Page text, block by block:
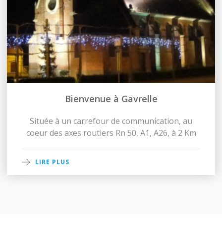
Bienvenue à Gavrelle
Située à un carrefour de communication, au
coeur des axes routiers Rn 50, A1, A26, à 2 Km
LIRE PLUS